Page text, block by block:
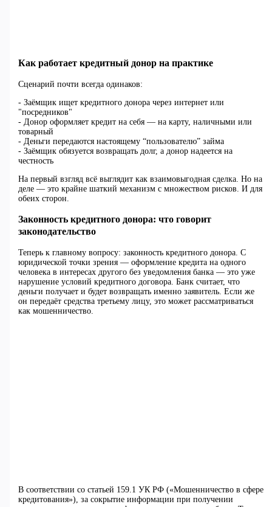
Как работает кредитный донор на практике
Сценарий почти всегда одинаков:
- Заёмщик ищет кредитного донора через интернет или
"посредников"
- Донор оформляет кредит на себя — на карту, наличными или
товарный
- Деньги передаются настоящему “пользователю” займа
- Заёмщик обязуется возвращать долг, а донор надеется на
честность
На первый взгляд всё выглядит как взаимовыгодная сделка. Но на
деле — это крайне шаткий механизм с множеством рисков. И для
обеих сторон.
Законность кредитного донора: что говорит
законодательство
Теперь к главному вопросу: законность кредитного донора. С
юридической точки зрения — оформление кредита на одного
человека в интересах другого без уведомления банка — это уже
нарушение условий кредитного договора. Банк считает, что
деньги получает и будет возвращать именно заявитель. Если же
он передаёт средства третьему лицу, это может рассматриваться
как мошенничество.
В соответствии со статьей 159.1 УК РФ («Мошенничество в сфере
кредитования»), за сокрытие информации при получении